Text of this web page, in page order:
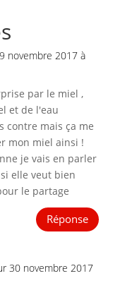
novembre 2017 à
par le miel ,
et de l'eau
contre mais ça me
mon miel ainsi !
je vais en parler
elle veut bien
le partage
Réponse
30 novembre 2017